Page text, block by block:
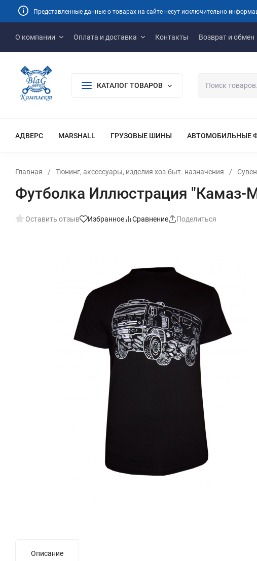
Представленные данные о товарах на сайте несут исключительно
О компании Оплата и доставка Контакты Возврат и обмен
КАТАЛОГ ТОВАРОВ
АДВЕРС MARSHALL ГРУЗОВЫЕ ШИНЫ АВТОМОБИЛЬНЫЕ
Главная / Тюнинг, аксессуары, изделия хоз-быт. назначения /
Футболка Иллюстрация "Камаз-
Оставить отзыв Избранное Сравнение Поделиться
Описание